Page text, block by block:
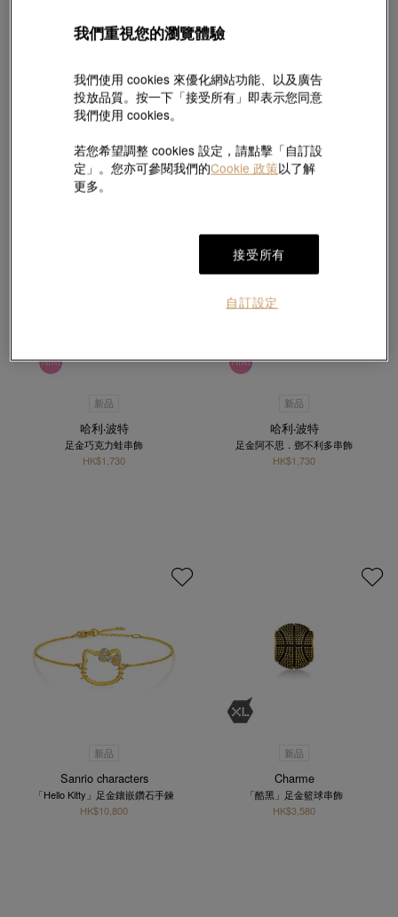
哈利‧波特
足金海格串飾
HK$2,120
哈利‧波特
足金時間轉換器串飾
新品
哈利‧波特
足金巧克力蛙串飾
HK$1,730
新品
哈利‧波特
足金阿不思．鄧不利多串飾
HK$1,730
新品
Sanrio characters
「Hello Kitty」足金鑲嵌鑽石手鍊
HK$10,800
新品
Charme
「酷黑」足金籃球串飾
HK$3,580
我們重視您的瀏覽體驗
我們使用 cookies 來優化網站功能、以及廣告
投放品質。按一下「接受所有」即表示您同意
我們使用 cookies。
若您希望調整 cookies 設定，請點擊「自訂設
定」。您亦可參閱我們的Cookie 政策以了解
更多。
接受所有
自訂設定